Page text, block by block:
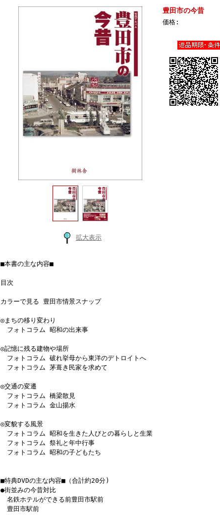
拡大表示
豊田市の今昔
価格:
■本書の主な内容■
目次
カラーで見る 豊田市情景スナップ
◎まちの移り変わり
フォトコラム 昭和の出来事
◎記憶に残る建物や場所
フォトコラム 破れ挙母から東洋のデトロイトへ
フォトコラム 茅葺き民家を求めて
◎交通の変遷
フォトコラム 橋梁散見
フォトコラム 金山揚水
◎変貌する風景
フォトコラム 昭和を生きた人びとの暮らしと生業
フォトコラム 祭礼と年中行事
フォトコラム 昭和の子どもたち
■特典DVDの主な内容■（合計約20分)
●街並みの今昔対比
名鉄ホテルができる前豊田市駅前
豊田市駅前